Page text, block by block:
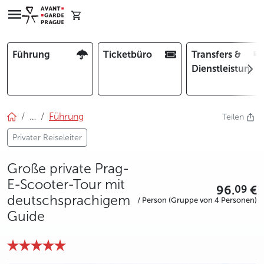
Führung Ticketbüro
Transfers &
… Führung
Privater Reiseleiter
Teilen
Große private Prag-
E-Scooter-Tour mit
deutschsprachigem
Guide
96.09 €
/ Person (Gruppe von 4 Personen)